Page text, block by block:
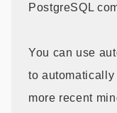
PostgreSQL
You can use
to
more recent